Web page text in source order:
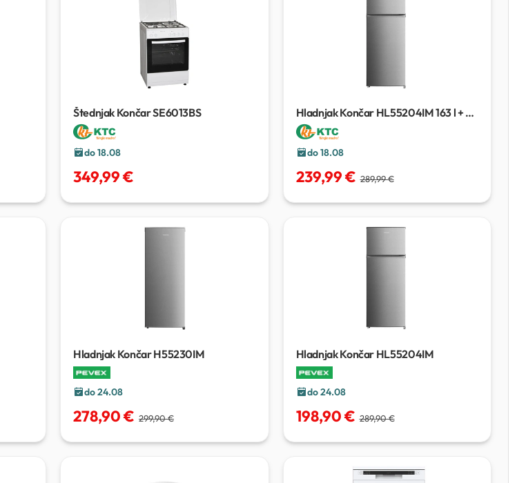
Štednjak Končar SE6013BS
do 18.08
349,99 €
Hladnjak Končar HL55204IM163 l + 41
l
do 18.08
239,99 € 289,99 €
Hladnjak Končar H55230IM
do 24.08
278,90 € 299,90 €
Hladnjak Končar HL55204IM
do 24.08
198,90 € 289,90 €